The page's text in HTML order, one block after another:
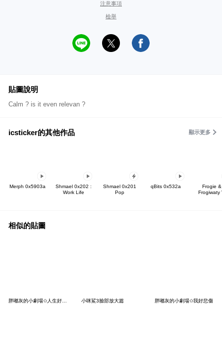
注意事項
檢舉
貼圖說明
Calm ? is it even relevan ?
icsticker的其他作品 顯示更多
Merph 0x5903a
Shmael 0x202 :
Work Life
Shmael 0x201
Pop
qBits 0x532a
Frogie &
Frogiwaty
相似的貼圖
胖嘟灰的小劇場✩人生好複雜 小咪鯊3臉部放大篇 胖嘟灰的小劇場✩我好悲傷